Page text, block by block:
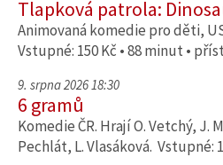
Tlapková patrola:
Animovaná komedie pro děti,
Vstupné: 150 Kč • 88 minut •
9. srpna 2026 18:30
6 gramů
Komedie ČR. Hrají O. Vetchý, J.
Pechlát, L. Vlasáková. Vstupné: